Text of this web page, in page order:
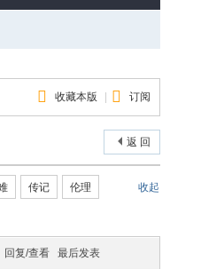
收藏本版 订阅
返 回
收起
传记 伦理
回复/查看 最后发表